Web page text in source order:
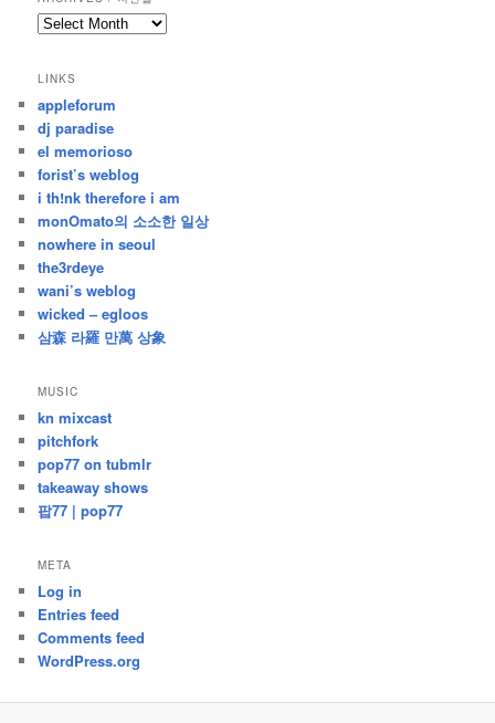
archives
난
글
LINKS
appleforum
dj paradise
el memorioso
forist’s weblog
i th!nk therefore i am
monOmato의 소소한 일상
nowhere in seoul
the3rdeye
wani’s weblog
wicked – egloos
삼森 라羅 만萬 상象
MUSIC
kn mixcast
pitchfork
pop77 on tubmlr
takeaway shows
팝77 | pop77
META
Log in
Entries feed
Comments feed
WordPress.org